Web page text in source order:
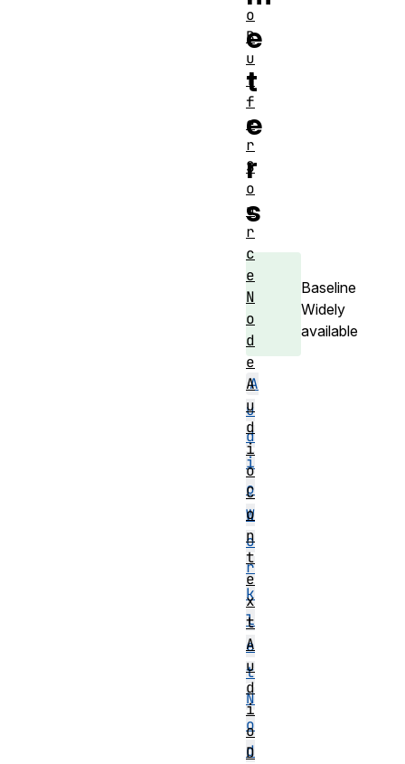
e
t
e
r
s
Baseline
Widely
available
A
u
d
i
o
W
o
r
k
l
e
t
N
o
d
o
B
u
f
f
e
r
S
o
u
r
c
e
N
o
d
e
A
u
d
i
o
C
o
n
t
e
x
t
A
u
d
i
o
D